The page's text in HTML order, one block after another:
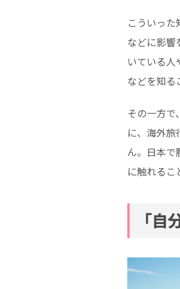
こういっ
などに影響
いている
などを知る
その一方で
に、海外
ん。日本で
に触れるこ
「自